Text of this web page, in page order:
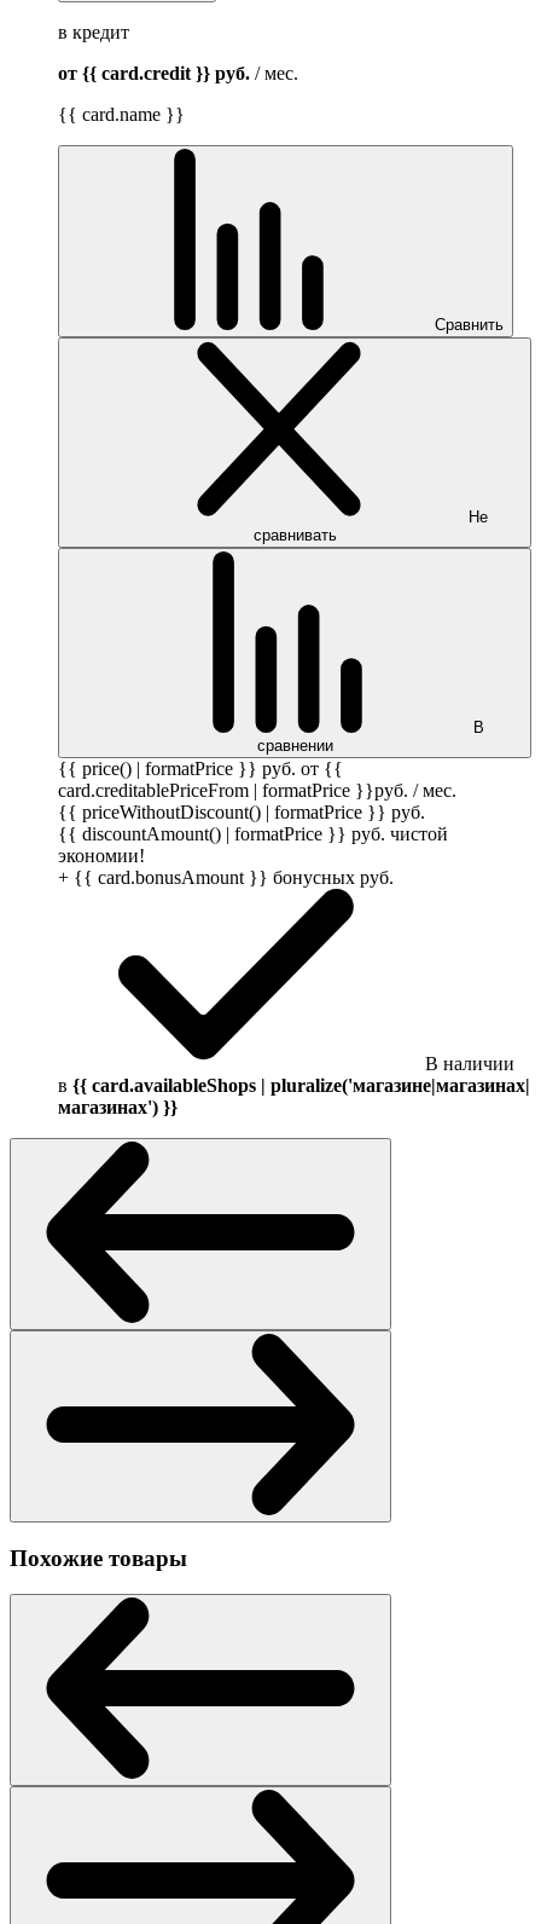
в кредит
от {{ card.credit }} руб. / мес.
{{ card.name }}
Сравнить
Не
сравнивать
В
сравнении
{{ price() | formatPrice }} руб. от {{
card.creditablePriceFrom | formatPrice }}руб. / мес.
{{ priceWithoutDiscount() | formatPrice }} руб.
{{ discountAmount() | formatPrice }} руб. чистой
экономии!
+ {{ card.bonusAmount }} бонусных руб.
В наличии
в {{ card.availableShops | pluralize('магазине|магазинах|
магазинах') }}
Похожие товары